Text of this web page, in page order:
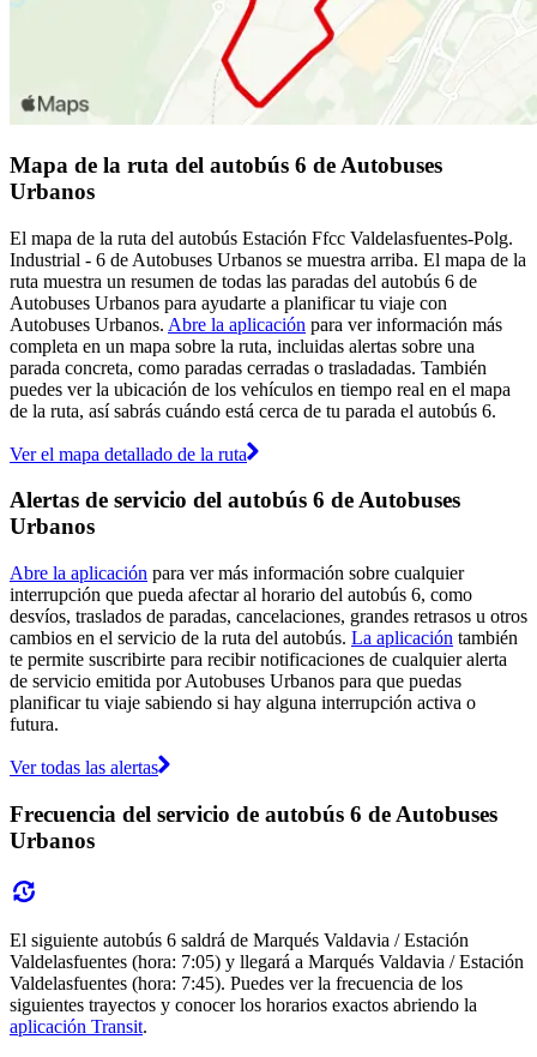
Mapa de la ruta del autobús 6 de Autobuses
Urbanos
El mapa de la ruta del autobús Estación Ffcc Valdelasfuentes-Polg.
Industrial - 6 de Autobuses Urbanos se muestra arriba. El mapa de la
ruta muestra un resumen de todas las paradas del autobús 6 de
Autobuses Urbanos para ayudarte a planificar tu viaje con
Autobuses Urbanos. Abre la aplicación para ver información más
completa en un mapa sobre la ruta, incluidas alertas sobre una
parada concreta, como paradas cerradas o trasladadas. También
puedes ver la ubicación de los vehículos en tiempo real en el mapa
de la ruta, así sabrás cuándo está cerca de tu parada el autobús 6.
Ver el mapa detallado de la ruta
Alertas de servicio del autobús 6 de Autobuses
Urbanos
Abre la aplicación para ver más información sobre cualquier
interrupción que pueda afectar al horario del autobús 6, como
desvíos, traslados de paradas, cancelaciones, grandes retrasos u otros
cambios en el servicio de la ruta del autobús. La aplicación también
te permite suscribirte para recibir notificaciones de cualquier alerta
de servicio emitida por Autobuses Urbanos para que puedas
planificar tu viaje sabiendo si hay alguna interrupción activa o
futura.
Ver todas las alertas
Frecuencia del servicio de autobús 6 de Autobuses
Urbanos
El siguiente autobús 6 saldrá de Marqués Valdavia / Estación
Valdelasfuentes (hora: 7:05) y llegará a Marqués Valdavia / Estación
Valdelasfuentes (hora: 7:45). Puedes ver la frecuencia de los
siguientes trayectos y conocer los horarios exactos abriendo la
aplicación Transit.